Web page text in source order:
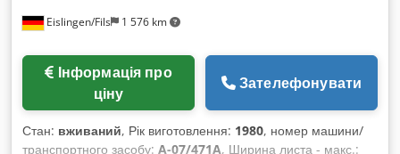
Eislingen/Fils 1 576 km
ціну
Зателефонувати
Стан: вживаний, Рік виготовлення: 1980, номер машини/
транспортного засобу: A-07/471A, Ширина листа - макс.: